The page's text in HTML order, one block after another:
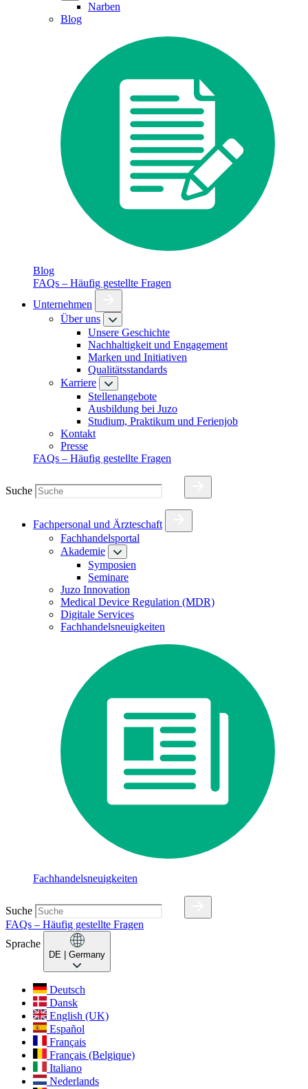
Narben
Blog
Blog
FAQs – Häufig gestellte Fragen
Unternehmen
Über uns
Unsere Geschichte
Nachhaltigkeit und Engagement
Marken und Initiativen
Qualitätsstandards
Karriere
Stellenangebote
Ausbildung bei Juzo
Studium, Praktikum und Ferienjob
Kontakt
Presse
FAQs – Häufig gestellte Fragen
Suche
Fachpersonal und Ärzteschaft
Fachhandelsportal
Akademie
Symposien
Seminare
Juzo Innovation
Medical Device Regulation (MDR)
Digitale Services
Fachhandelsneuigkeiten
Fachhandelsneuigkeiten
Suche
FAQs – Häufig gestellte Fragen
Sprache
DE | Germany
Deutsch
Dansk
English (UK)
Español
Français
Français (Belgique)
Italiano
Nederlands